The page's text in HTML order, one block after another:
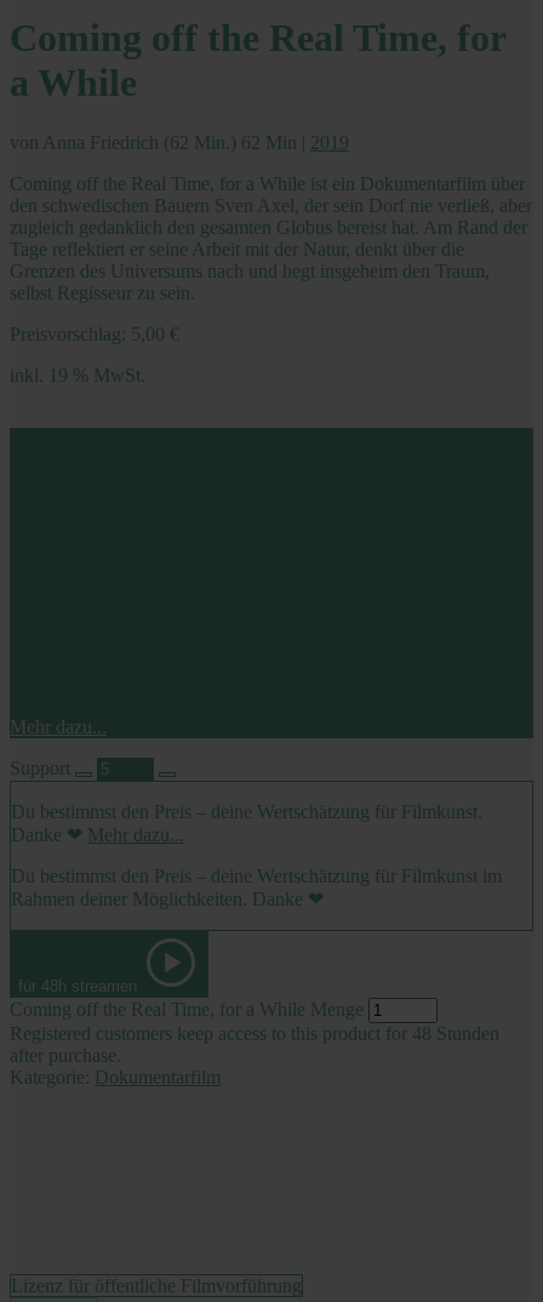
Coming off the Real Time, for
a While
von Anna Friedrich (62 Min.) 62 Min | 2019
Coming off the Real Time, for a While ist ein Dokumentarfilm über
den schwedischen Bauern Sven Axel, der sein Dorf nie verließ, aber
zugleich gedanklich den gesamten Globus bereist hat. Am Rand der
Tage reflektiert er seine Arbeit mit der Natur, denkt über die
Grenzen des Universums nach und hegt insgeheim den Traum,
selbst Regisseur zu sein.
Preisvorschlag: 5,00 €
inkl. 19 % MwSt.
Mehr dazu...
Support
Du bestimmst den Preis – deine Wertschätzung für Filmkunst.
Danke ❤ Mehr dazu...
Du bestimmst den Preis – deine Wertschätzung für Filmkunst im
Rahmen deiner Möglichkeiten. Danke ❤
für 48h streamen
Coming off the Real Time, for a While Menge
Registered customers keep access to this product for 48 Stunden
after purchase.
Kategorie: Dokumentarfilm
Lizenz für öffentliche Filmvorführung